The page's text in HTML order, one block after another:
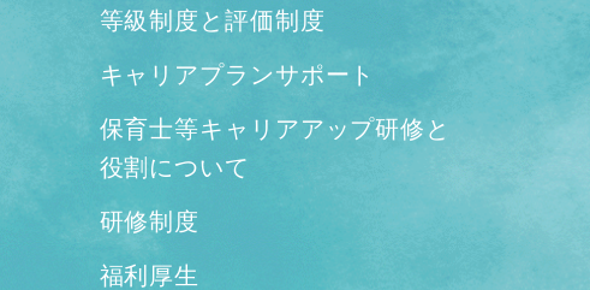
等級制度と評価制度
キャリアプランサポート
保育士等キャリアアップ研修と
役割について
研修制度
福利厚生